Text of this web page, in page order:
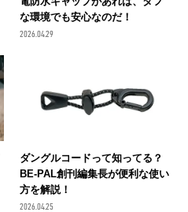
な環境でも安心なのだ！
2026.04.29
ダングルコードって知ってる？
BE-PAL創刊編集長が便利な使い
方を解説！
2026.04.25